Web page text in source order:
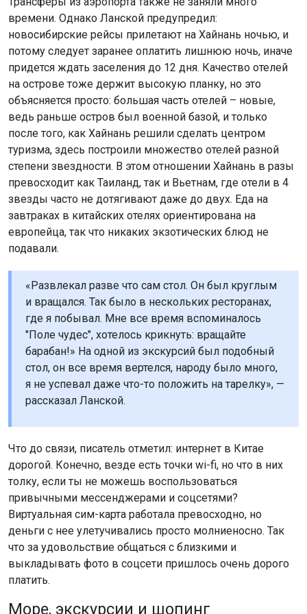
времени. Однако Ланской предупредил:
новосибирские рейсы прилетают на Хайнань ночью, и
потому следует заранее оплатить лишнюю ночь, иначе
придется ждать заселения до 12 дня. Качество отелей
на острове тоже держит высокую планку, но это
объясняется просто: большая часть отелей – новые,
ведь раньше остров был военной базой, и только
после того, как Хайнань решили сделать центром
туризма, здесь построили множество отелей разной
степени звездности. В этом отношении Хайнань в разы
превосходит как Таиланд, так и Вьетнам, где отели в 4
звезды часто не дотягивают даже до двух. Еда на
завтраках в китайских отелях ориентирована на
европейца, так что никаких экзотических блюд не
подавали.
«Развлекал разве что сам стол. Он был круглым
и вращался. Так было в нескольких ресторанах,
где я побывал. Мне все время вспоминалось
"Поле чудес", хотелось крикнуть: вращайте
барабан!» На одной из экскурсий был подобный
стол, он все время вертелся, народу было много,
я не успевал даже что-то положить на тарелку», —
рассказал Ланской.
Что до связи, писатель отметил: интернет в Китае
дорогой. Конечно, везде есть точки wi-fi, но что в них
толку, если ты не можешь воспользоваться
привычными мессенджерами и соцсетями?
Виртуальная сим-карта работала превосходно, но
деньги с нее улетучивались просто молниеносно. Так
что за удовольствие общаться с близкими и
выкладывать фото в соцсети пришлось очень дорого
платить.
Море, экскурсии и шопинг